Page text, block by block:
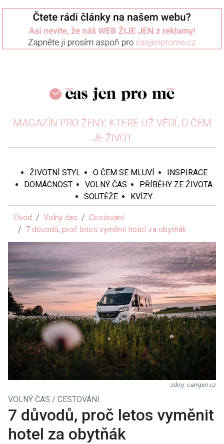
MAGAZÍN PRO ŽENY, KTERÉ UŽ VĚDÍ, O ČEM
JE ŽIVOT
ŽIVOTNÍ STYL O ČEM SE MLUVÍ
INSPIRACE
DOMÁCNOST
VOLNÝ ČAS
PŘÍBĚHY ZE ŽIVOTA
SOUTĚŽE
KVÍZY
Úvod Volný čas
Cestování
7 důvodů, proč letos vyměnit hotel za obytňák
campiri.cz
VOLNÝ ČAS / CESTOVÁNÍ
7 důvodů, proč letos vyměnit
hotel za obytňák